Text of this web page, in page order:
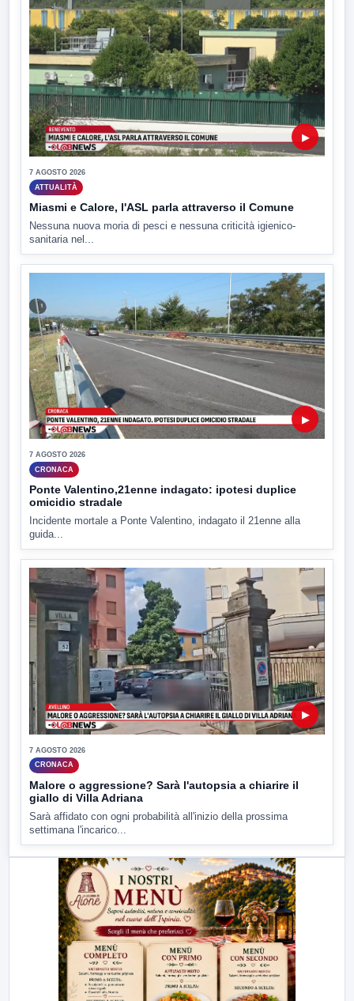
▶
7 AGOSTO 2026
ATTUALITÀ
Miasmi e Calore, l'ASL parla attraverso il Comune
Nessuna nuova moria di pesci e nessuna criticità igienico-
sanitaria nel...
▶
7 AGOSTO 2026
CRONACA
Ponte Valentino,21enne indagato: ipotesi duplice
omicidio stradale
Incidente mortale a Ponte Valentino, indagato il 21enne alla
guida...
▶
7 AGOSTO 2026
CRONACA
Malore o aggressione? Sarà l'autopsia a chiarire il
giallo di Villa Adriana
Sarà affidato con ogni probabilità all'inizio della prossima
settimana l'incarico...